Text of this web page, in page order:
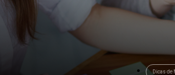
Dicas de